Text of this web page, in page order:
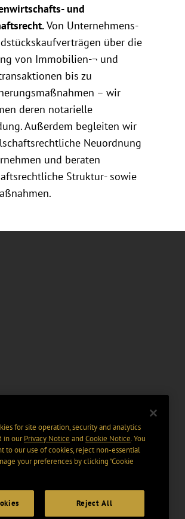
und
Von Unternehmens-
über die
von Immobilien-¬ und
bis zu
– wir
deren notarielle
Außerdem begleiten wir
Neuordnung
und beraten
Struktur- sowie
for site operation, security and analytics
in ourPrivacy Notice and Cookie Notice. You
to our use of cookies, reject non-essential
your preferences by clicking “Cookie
Reject All